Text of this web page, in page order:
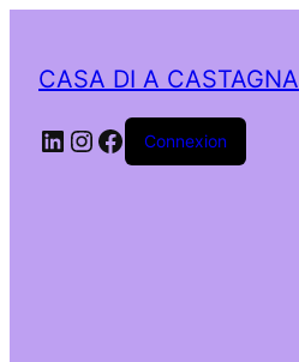
CASA DI A CASTAGNA
LinkedIn
Instagram
Facebook
Connexion